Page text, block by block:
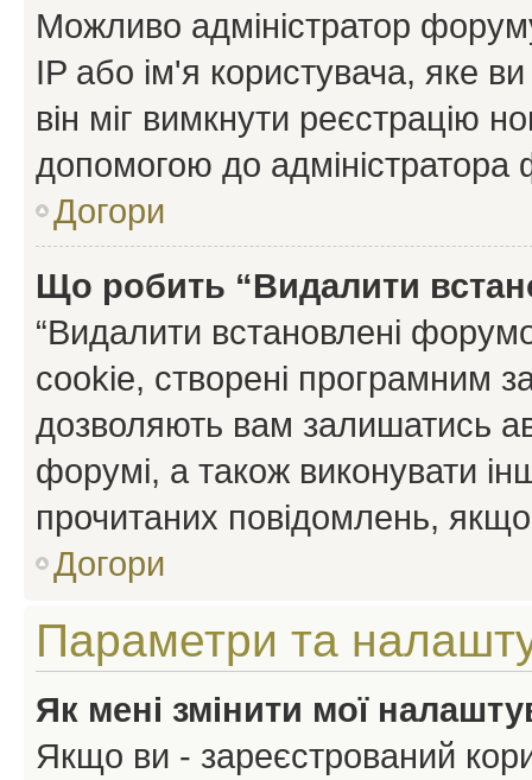
Можливо адміністратор
IP або ім'я користувача, яке
він міг вимкнути реєстрацію
допомогою до адміністратора
Догори
Що робить “Видалити
“Видалити встановлені
cookie, створені програмним
дозволяють вам залишатись
форумі, а також виконувати
прочитаних повідомлень,
Догори
Параметри та
Як мені змінити мої
Якщо ви - зареєстрований